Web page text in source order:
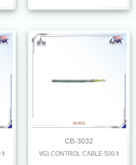
CB-3032
(20 AWG) CONTROL CABLE 500 M. /Reel